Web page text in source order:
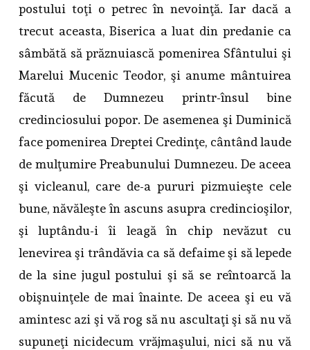
postului toţi o petrec în nevoinţă. Iar dacă a
trecut aceasta, Biserica a luat din predanie ca
sâmbătă să prăznuiască pomenirea Sfântului şi
Marelui Mucenic Teodor, şi anume mântuirea
făcută de Dumnezeu printr-însul bine
credinciosului popor. De asemenea şi Duminică
face pomenirea Dreptei Credinţe, cântând laude
de mulţumire Preabunului Dumnezeu. De aceea
şi vicleanul, care de-a pururi pizmuieşte cele
bune, năvăleşte în ascuns asupra credincioşilor,
şi luptându-i îi leagă în chip nevăzut cu
lenevirea şi trândăvia ca să defaime şi să lepede
de la sine jugul postului şi să se reîntoarcă la
obişnuinţele de mai înainte. De aceea şi eu vă
amintesc azi şi vă rog să nu ascultaţi şi să nu vă
supuneţi nicidecum vrăjmaşului, nici să nu vă